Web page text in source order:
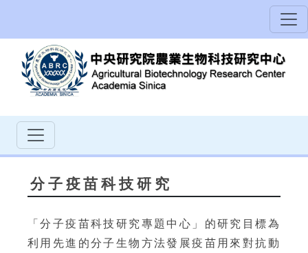
分子疫苗科技研究
「分子疫苗科技研究專題中心」的研究目標為
利用先進的分子生物方法發展疫苗用來對抗動